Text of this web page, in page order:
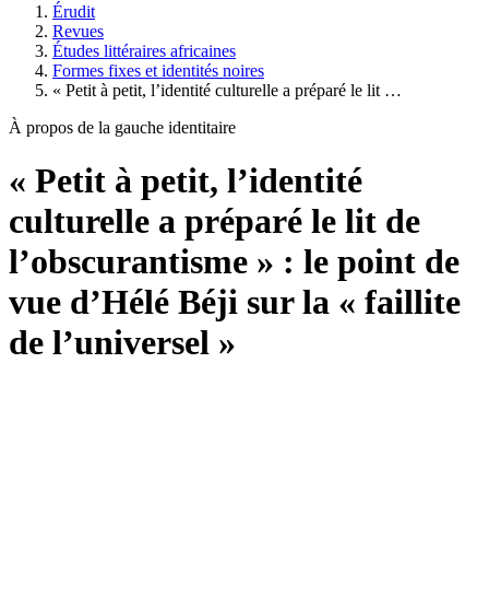
Érudit
Revues
Études littéraires africaines
Formes fixes et identités noires
« Petit à petit, l’identité culturelle a préparé le lit …
À propos de la gauche identitaire
« Petit à petit, l’identité
culturelle a préparé le lit de
l’obscurantisme » : le point de
vue d’Hélé Béji sur la « faillite
de l’universel »